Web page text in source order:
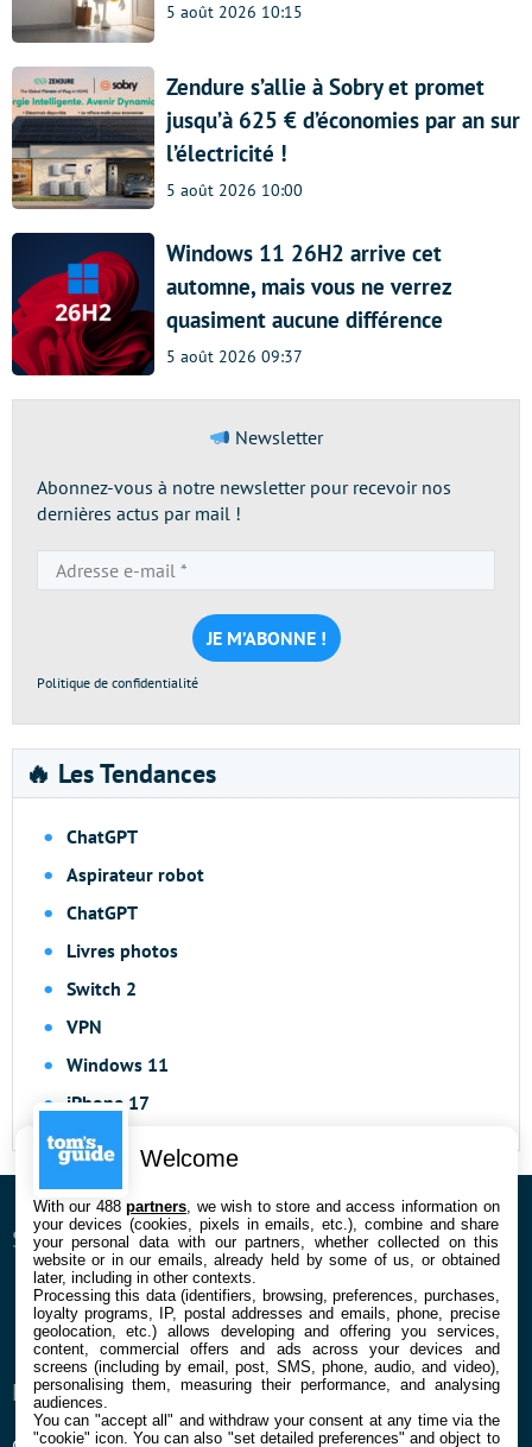
5 août 2026 10:15
Zendure s’allie à Sobry et promet
jusqu’à 625 € d’économies par an sur
l’électricité !
5 août 2026 10:00
Windows 11 26H2 arrive cet
automne, mais vous ne verrez
quasiment aucune différence
5 août 2026 09:37
Newsletter
Abonnez-vous à notre newsletter pour recevoir nos
dernières actus par mail !
e-
mail
*
Politique de confidentialité
🔥 Les Tendances
ChatGPT
Aspirateur robot
ChatGPT
Livres photos
Switch 2
VPN
Windows 11
iPhone 17
SUIVEZ-NOUS
FacebookTwitter YoutubeInstagramRSS Newsletter
ENTREPRISE À PROPOS
Welcome
With our 488partners , we wish to store and access information on
your devices (cookies, pixels in emails, etc.), combine and share
your personal data with our partners, whether collected on this
website or in our emails, already held by some of us, or obtained
later, including in other contexts.
Processing this data (identifiers, browsing, preferences, purchases,
loyalty programs, IP, postal addresses and emails, phone, precise
geolocation, etc.) allows developing and offering you services,
content, commercial offers and ads across your devices and
screens (including by email, post, SMS, phone, audio, and video),
personalising them, measuring their performance, and analysing
audiences.
You can "accept all" and withdraw your consent at any time via the
"cookie" icon. You can also "set detailed preferences" and object to